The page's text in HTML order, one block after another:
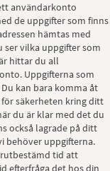
användarkonto
de uppgifter som finns
hämtas med
vilka uppgifter som
hittar du all
Uppgifterna som
kan bara komma åt
säkerheten kring ditt
du är klar med det du
också lagrade på ditt
behöver uppgifterna.
tid att
efterfråga det hos din